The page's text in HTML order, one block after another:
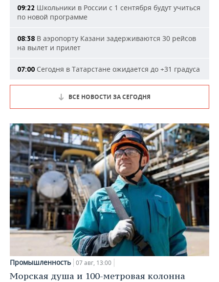
09:22 Школьники в России с 1 сентября будут учиться
по новой программе
08:38 В аэропорту Казани задерживаются 30 рейсов
на вылет и прилет
07:00 Сегодня в Татарстане ожидается до +31 градуса
ВСЕ НОВОСТИ ЗА СЕГОДНЯ
Промышленность 07 авг, 13:00
Морская душа и 100-метровая колонна